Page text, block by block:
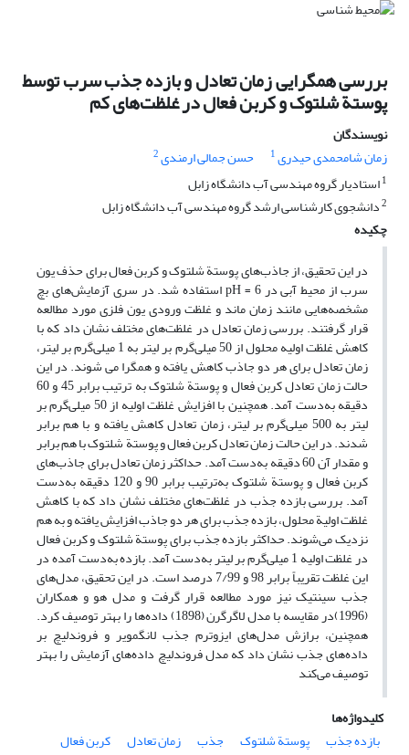
بررسی همگرایی زمان تعادل و بازده جذب سرب توسط
پوستة شلتوک و کربن فعال در غلظت‌های کم
نویسندگان
زمان شامحمدی حیدری1 حسن جمالی ارمندی2
1استادیار گروه مهندسی آب دانشگاه زابل
2دانشجوی کارشناسی ارشد گروه مهندسی آب دانشگاه زابل
چکیده
در این تحقیق، از جاذب‌های پوستة شلتوک و کربن فعال برای حذف یون
سرب از محیط آبی در 6 = pH استفاده شد. در سری آزمایش‌های بچ
مشخصه‌هایی مانند زمان ماند و غلظت ورودی یون فلزی مورد مطالعه
قرار گرفتند. بررسی زمان تعادل در غلظت‌های مختلف نشان داد که با
کاهش غلظت اولیه محلول از 50 میلی‌گرم بر لیتر به 1 میلی‌گرم بر لیتر،
زمان تعادل برای هر دو جاذب کاهش یافته و همگرا می شوند. در این
حالت زمان تعادل کربن فعال و پوستة شلتوک به ترتیب برابر 45 و 60
دقیقه به‌دست آمد. همچنین با افزایش غلظت اولیه از 50 میلی‌گرم بر
لیتر به 500 میلی‌گرم بر لیتر، زمان تعادل کاهش یافته و با هم برابر
شدند. در این حالت زمان تعادل کربن فعال و پوستة شلتوک با هم برابر
و مقدار آن 60 دقیقه به‌دست آمد. حداکثر زمان تعادل برای جاذب‌های
کربن فعال و پوستة شلتوک به‌ترتیب برابر 90 و 120 دقیقه به‌دست
آمد. بررسی بازده جذب در غلظت‌های مختلف نشان داد که با کاهش
غلظت اولیة محلول، بازده جذب برای هر دو جاذب افزایش یافته و به هم
نزدیک می‌شوند. حداکثر بازده جذب برای پوستة شلتوک و کربن فعال
در غلظت اولیه 1 میلی‌گرم بر لیتر به‌دست آمد. بازده به‌دست آمده در
این غلظت تقریباً برابر 98 و 7/99 درصد است. در این تحقیق، مدل‌های
جذب سینتیک نیز مورد مطالعه قرار گرفت و مدل هو و همکاران
(1996)در مقایسه با مدل لاگرگرن (1898) داده‌ها را بهتر توصیف کرد.
همچنین، برازش مدل‌های ایزوترم جذب لانگمویر و فروندلیچ بر
داده‌ها‌ی جذب نشان داد که مدل فروندلیچ داده‌های آزمایش را بهتر
توصیف می‌کند
کلیدواژه‌ها
بازده جذب
پوستة شلتوک جذب زمان تعادل
کربن فعال